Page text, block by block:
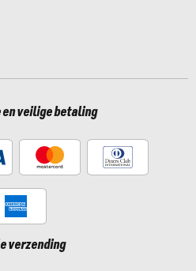
en veilige betaling
verzending